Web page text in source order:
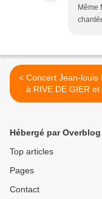
Même
< Concert Jean-louis Murat
à RIVE DE GIER et
cover
Hébergé par Overblog
Top articles
Pages
Contact